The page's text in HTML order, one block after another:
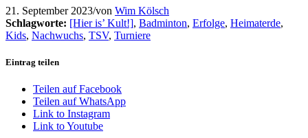
21. September 2023/von Wim Kölsch
Schlagworte: [Hier is’ Kult!], Badminton, Erfolge, Heimaterde,
Kids, Nachwuchs, TSV, Turniere
Eintrag teilen
Teilen auf Facebook
Teilen auf WhatsApp
Link to Instagram
Link to Youtube